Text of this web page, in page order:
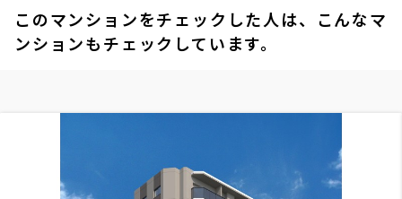
このマンションをチェックした人は、こんなマ
ンションもチェックしています。